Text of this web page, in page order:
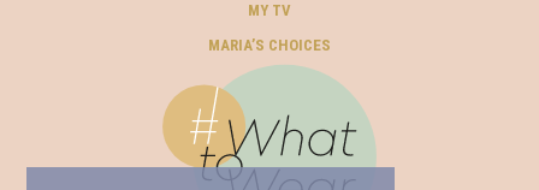
MY TV
ΜARIA’S CHOICES